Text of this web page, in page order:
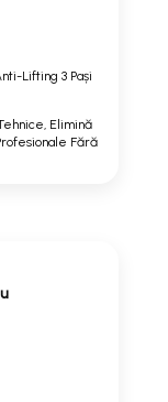
Lifting 3 Pași
Elimină
Fără